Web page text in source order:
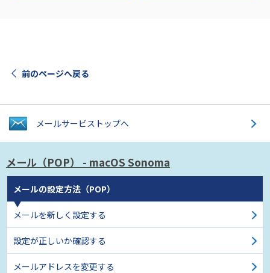
前のページへ戻る
メールサービス トップへ
メール（POP） - macOS Sonoma
メールの設定方法（POP）
メールを新しく設定する
設定が正しいか確認する
メールアドレスを変更する